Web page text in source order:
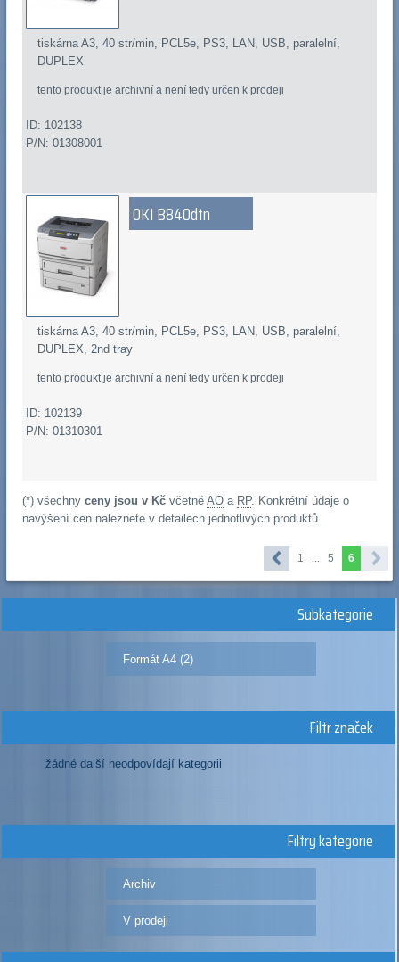
tiskárna A3, 40 str/min, PCL5e, PS3, LAN, USB, paralelní,
DUPLEX
tento produkt je archivní a není tedy určen k prodeji
ID: 102138
P/N: 01308001
OKI B840dtn
tiskárna A3, 40 str/min, PCL5e, PS3, LAN, USB, paralelní,
DUPLEX, 2nd tray
tento produkt je archivní a není tedy určen k prodeji
ID: 102139
P/N: 01310301
(*) všechny ceny jsou v Kčvčetně AOa RP. Konkrétní údaje o
navýšení cen naleznete v detailech jednotlivých produktů.
1 5 6
Subkategorie
Formát A4 (2)
Filtr značek
žádné další neodpovídají kategorii
Filtry kategorie
Archiv
V prodeji